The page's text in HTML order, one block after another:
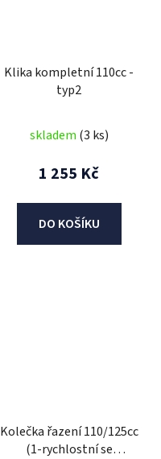
Klika kompletní 110cc -
typ2
skladem (3 ks)
1 255 Kč
DO KOŠÍKU
Kolečka řazení 110/125cc
(1-rychlostní se